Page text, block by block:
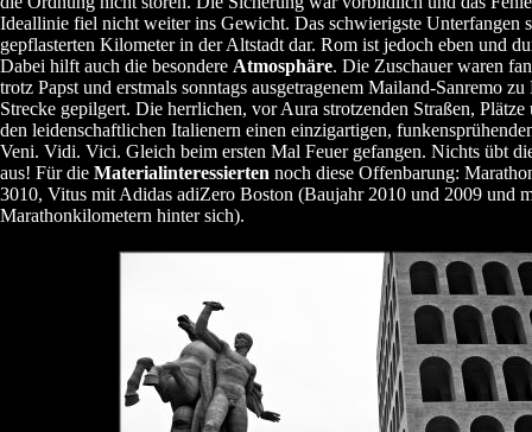
Ideallinie fiel nicht weiter ins Gewicht. Das schwierigste Unterfangen
gepflasterten Kilometer in der Altstadt dar. Rom ist jedoch eben und
Dabei hilft auch die besondere Atmosphäre. Die Zuschauer waren
trotz Papst und erstmals sonntags ausgetragenem Mailand-Sanremo
Strecke gepilgert. Die herrlichen, vor Aura strotzenden Straßen,
den leidenschaftlichen Italienern einen einzigartigen,
Veni. Vidi. Vici. Gleich beim ersten Mal Feuer gefangen. Nichts übt
aus! Für die Materialinteressierten noch diese Offenbarung:
3010, Vitus mit Adidas adiZero Boston (Baujahr 2010 und 2009 und
Marathonkilometern hinter sich).